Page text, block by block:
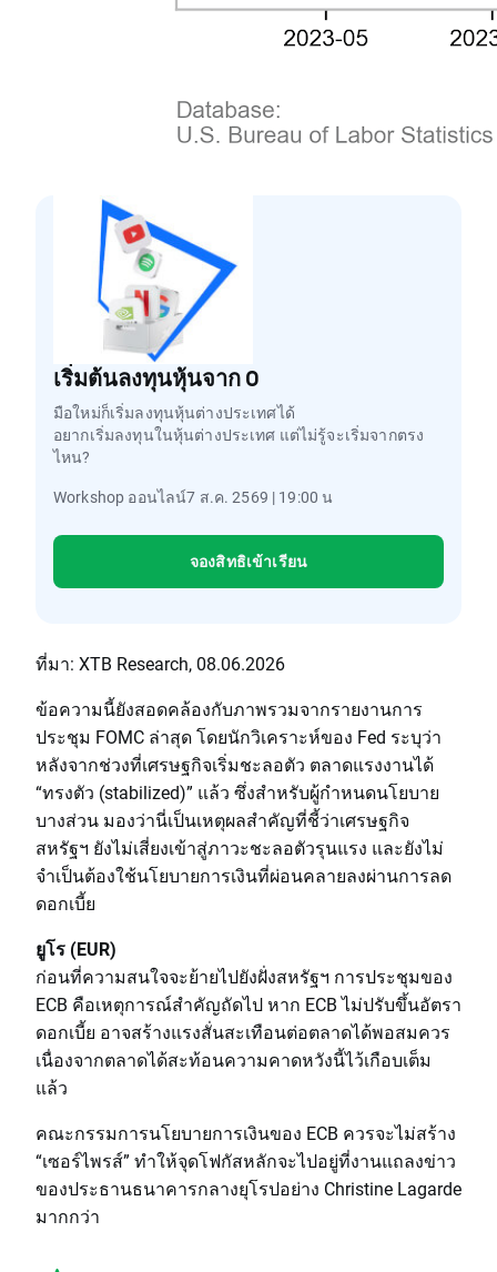
เริ่มต้นลงทุนหุ้นจาก 0
มือใหม่ก็เริ่มลงทุนหุ้นต่างประเทศได้
อยากเริ่มลงทุนในหุ้นต่างประเทศ แต่ไม่รู้จะเริ่มจากตรง
ไหน?
Workshop ออนไลน์7 ส.ค. 2569 | 19:00 น
จองสิทธิเข้าเรียน
ที่มา: XTB Research, 08.06.2026
ข้อความนี้ยังสอดคล้องกับภาพรวมจากรายงานการ
ประชุม FOMC ล่าสุด โดยนักวิเคราะห์ของ Fed ระบุว่า
หลังจากช่วงที่เศรษฐกิจเริ่มชะลอตัว ตลาดแรงงานได้
“ทรงตัว (stabilized)” แล้ว ซึ่งสำหรับผู้กำหนดนโยบาย
บางส่วน มองว่านี่เป็นเหตุผลสำคัญที่ชี้ว่าเศรษฐกิจ
สหรัฐฯ ยังไม่เสี่ยงเข้าสู่ภาวะชะลอตัวรุนแรง และยังไม่
จำเป็นต้องใช้นโยบายการเงินที่ผ่อนคลายลงผ่านการลด
ดอกเบี้ย
ยูโร (EUR)
ก่อนที่ความสนใจจะย้ายไปยังฝั่งสหรัฐฯ การประชุมของ
ECB คือเหตุการณ์สำคัญถัดไป หาก ECB ไม่ปรับขึ้นอัตรา
ดอกเบี้ย อาจสร้างแรงสั่นสะเทือนต่อตลาดได้พอสมควร
เนื่องจากตลาดได้สะท้อนความคาดหวังนี้ไว้เกือบเต็ม
แล้ว
คณะกรรมการนโยบายการเงินของ ECB ควรจะไม่สร้าง
“เซอร์ไพรส์” ทำให้จุดโฟกัสหลักจะไปอยู่ที่งานแถลงข่าว
ของประธานธนาคารกลางยุโรปอย่าง Christine Lagarde
มากกว่า